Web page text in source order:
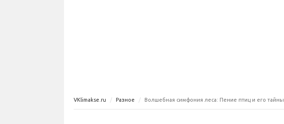
VKlimakse.ru Разное Волшебная симфония леса: Пение птиц и его тайны